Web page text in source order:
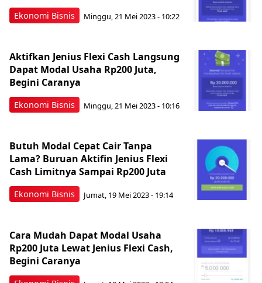
Ekonomi Bisnis Minggu, 21 Mei 2023 - 10:22
Ekonomi Bisnis
Aktifkan Jenius Flexi Cash Langsung
Dapat Modal Usaha Rp200 Juta,
Begini Caranya
Minggu, 21 Mei 2023 - 10:16
Ekonomi Bisnis
Butuh Modal Cepat Cair Tanpa
Lama? Buruan Aktifin Jenius Flexi
Cash Limitnya Sampai Rp200 Juta
Jumat, 19 Mei 2023 - 19:14
Cara Mudah Dapat Modal Usaha
Rp200 Juta Lewat Jenius Flexi Cash,
Begini Caranya